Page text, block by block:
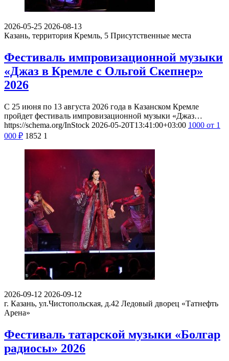
2026-05-25 2026-08-13
Казань, территория Кремль, 5 Присутственные места
Фестиваль импровизационной музыки
«Джаз в Кремле с Ольгой Скепнер»
2026
С 25 июня по 13 августа 2026 года в Казанском Кремле
пройдет фестиваль импровизационной музыки «Джаз…
https://schema.org/InStock 2026-05-20T13:41:00+03:00 1000 от 1
000 ₽ 1852 1
2026-09-12 2026-09-12
г. Казань, ул.Чистопольская, д.42 Ледовый дворец «Татнефть
Арена»
Фестиваль татарской музыки «Болгар
радиосы» 2026